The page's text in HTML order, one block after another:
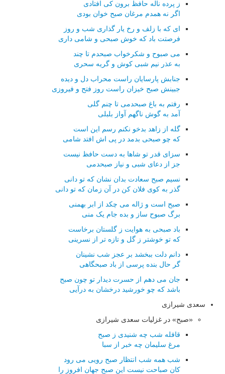
ز پرده ناله حافظ برون کی افتادی
اگر نه همدم مرغان صبح خوان بودی
ای که با زلف و رخ یار گذاری شب و روز
فرصتت باد که خوش صبحی و شامی داری
می صبوح و شکرخواب صبحدم تا چند
به عذر نیم شبی کوش و گریه سحری
جنابش پارسایان راست محراب دل و دیده
جبینش صبح خیزان راست روز فتح و فیروزی
رفتم به باغ صبحدمی تا چنم گلی
آمد به گوش ناگهم آواز بلبلی
گله از زاهد بدخو نکنم رسم این است
که چو صبحی بدمد در پی اش افتد شامی
سزای قدر تو شاها به دست حافظ نیست
جز از دعای شبی و نیاز صبحدمی
نسیم صبح سعادت بدان نشان که تو دانی
گذر به کوی فلان کن در آن زمان که تو دانی
صبح است و ژاله می چکد از ابر بهمنی
برگ صبوح ساز و بده جام یک منی
باد صبحی به هوایت ز گلستان برخاست
که تو خوشتر ز گل و تازه تر از نسرینی
دانم دلت ببخشد بر عجز شب نشینان
گر حال بنده پرسی از باد صبحگاهی
جان می دهم از حسرت دیدار تو چون صبح
باشد که چو خورشید درخشان به درآیی
سعدی شیرازی
«صبح» در غزلیات سعدی شیرازی
قافله شب چه شنیدی ز صبح
مرغ سلیمان چه خبر از سبا
شب همه شب انتظار صبح رویی می رود
کان صباحت نیست این صبح جهان افروز را